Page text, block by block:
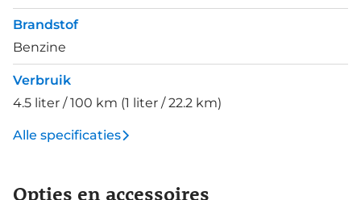
Brandstof
Benzine
Verbruik
4.5 liter / 100 km (1 liter / 22.2 km)
Alle specificaties
Opties en accessoires